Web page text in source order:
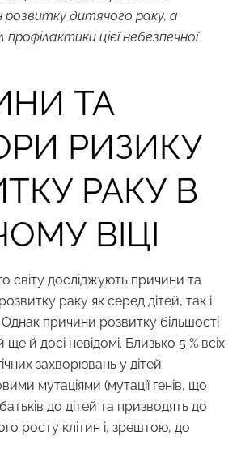
розвитку дитячого раку, а
цієї небезпечної
ТА
РИЗИКУ
РАКУ В
ВІЦІ
світу досліджують причини та
раку як серед дітей, так і
причини розвитку більшості
ще й досі невідомі. Близько 5 % всіх
захворювань у дітей
мутаціями (мутації генів, що
до дітей та призводять до
росту клітин і, зрештою, до